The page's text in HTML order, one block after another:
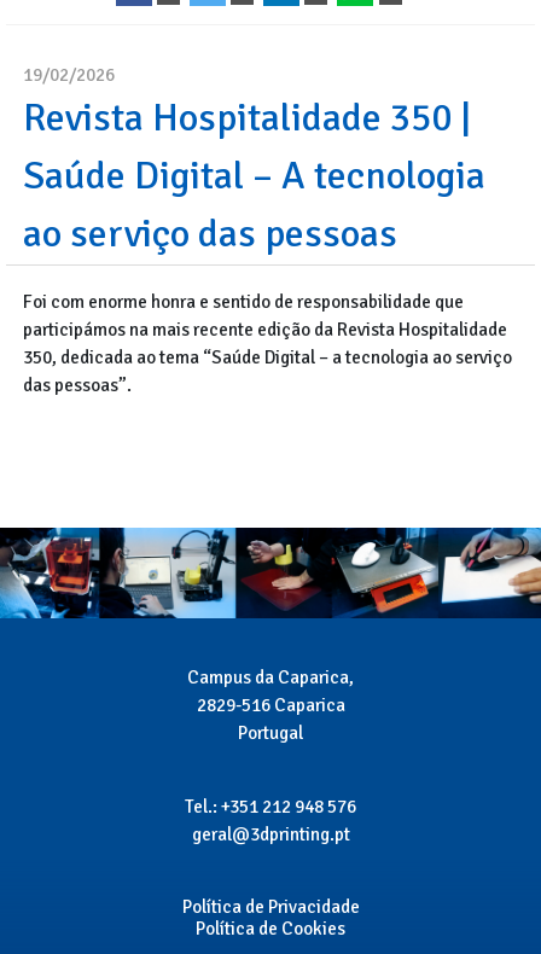
19/02/2026
Revista Hospitalidade 350 |
Saúde Digital – A tecnologia
ao serviço das pessoas
Foi com enorme honra e sentido de responsabilidade que
participámos na mais recente edição da Revista Hospitalidade
350, dedicada ao tema “Saúde Digital – a tecnologia ao serviço
das pessoas”.
Campus da Caparica,
2829-516 Caparica
Portugal
Tel.: +351 212 948 576
geral@3dprinting.pt
Política de Privacidade
Política de Cookies